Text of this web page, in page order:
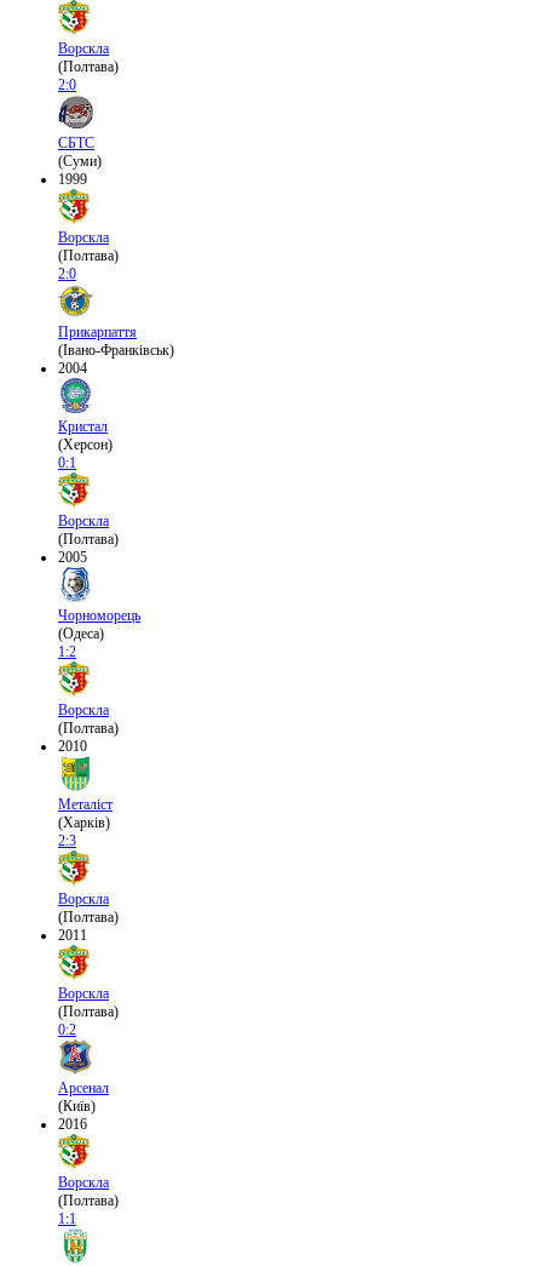
Ворскла
(Полтава)
2:0
СБТС
(Суми)
1999
Ворскла
(Полтава)
2:0
Прикарпаття
(Івано-Франківськ)
2004
Кристал
(Херсон)
0:1
Ворскла
(Полтава)
2005
Чорноморець
(Одеса)
1:2
Ворскла
(Полтава)
2010
Металіст
(Харків)
2:3
Ворскла
(Полтава)
2011
Ворскла
(Полтава)
0:2
Арсенал
(Київ)
2016
Ворскла
(Полтава)
1:1